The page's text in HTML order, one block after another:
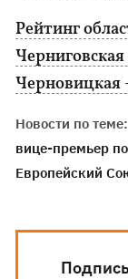
Рейтинг
Черновицкая
Новости по теме:
вице-премьер
Европейский